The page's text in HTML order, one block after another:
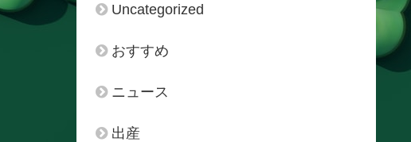
Uncategorized
おすすめ
ニュース
出産